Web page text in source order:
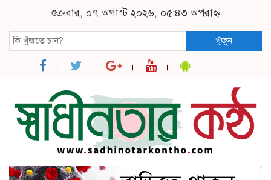
শুক্রবার, ০৭ অগাস্ট ২০২৬, ০৫:৪৩ অপরাহ্ন
খুঁজুন